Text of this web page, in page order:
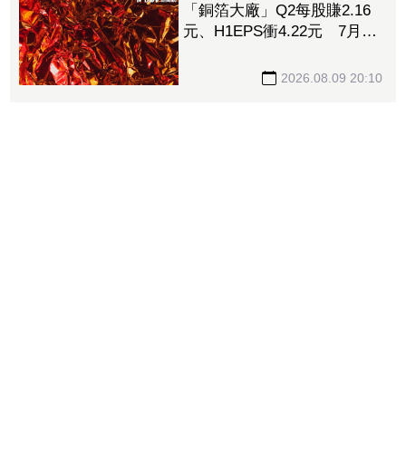
「銅箔大廠」Q2每股賺2.16
元、H1EPS衝4.22元 7月營
2026.08.09 20:10